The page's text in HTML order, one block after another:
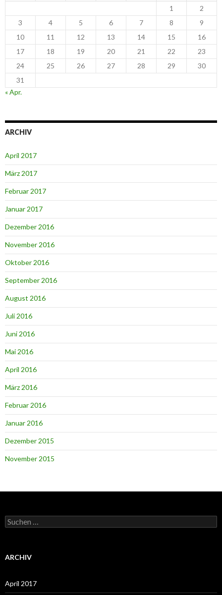
1
2
3
4 5 6 7 8
9
10
11 12 13 14 15
16
17
18 19 20 21 22
23
24
25 26 27 28 29
30
31
« Apr.
ARCHIV
April 2017
März 2017
Februar 2017
Januar 2017
Dezember 2016
November 2016
Oktober 2016
September 2016
August 2016
Juli 2016
Juni 2016
Mai 2016
April 2016
März 2016
Februar 2016
Januar 2016
Dezember 2015
November 2015
Suchen
nach:
ARCHIV
April 2017